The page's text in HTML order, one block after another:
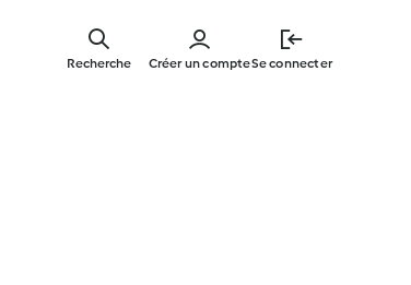
main
Créer un compteSe connecter
Recherche